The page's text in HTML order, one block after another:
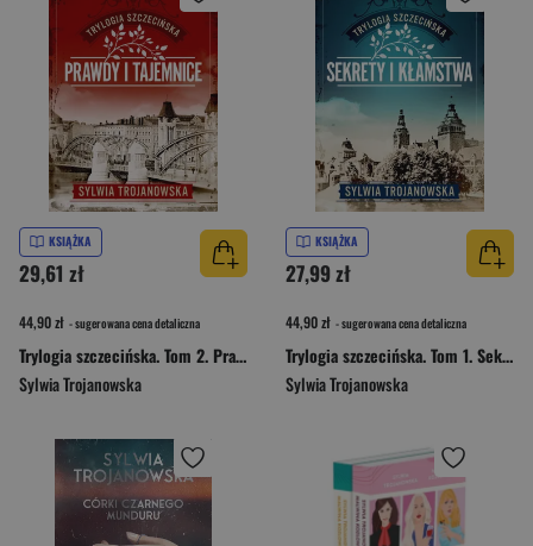
KSIĄŻKA
29,61 zł
44,90 zł - sugerowana cena detaliczna
Trylogia szczecińska. Tom 2. Prawdy i tajemnice
Sylwia Trojanowska
KSIĄŻKA
27,99 zł
44,90 zł - sugerowana cena detaliczna
Trylogia szczecińska. Tom 1. Sekrety i kłamstwa
Sylwia Trojanowska